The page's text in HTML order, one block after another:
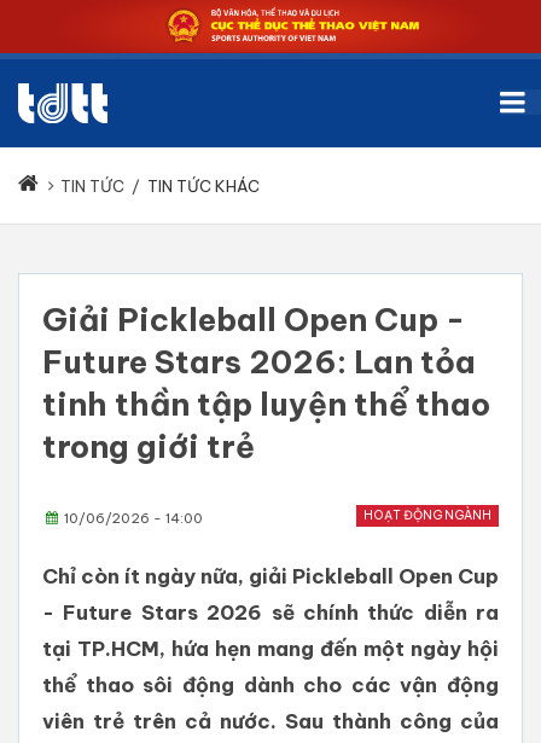
TIN TỨC / TIN TỨC KHÁC
Giải Pickleball Open Cup -
Future Stars 2026: Lan tỏa
tinh thần tập luyện thể thao
trong giới trẻ
HOẠT ĐỘNG NGÀNH
10/06/2026 - 14:00
Chỉ còn ít ngày nữa, giải Pickleball Open Cup
- Future Stars 2026 sẽ chính thức diễn ra
tại TP.HCM, hứa hẹn mang đến một ngày hội
thể thao sôi động dành cho các vận động
viên trẻ trên cả nước. Sau thành công của